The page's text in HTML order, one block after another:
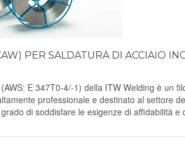
PER SALDATURA DI ACCIAIO
E 347T0-4/-1) della ITW Welding è un
professionale e destinato al settore
di soddisfare le esigenze di affidabilità e